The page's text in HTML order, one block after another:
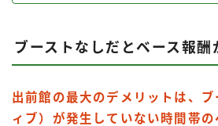
ブーストなしだとベース報酬
出前館の最大のデメリットは、
ィブ）が発生していない時間帯